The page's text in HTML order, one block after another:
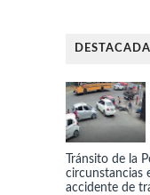
Tránsito de la
circunstancias
accidente de